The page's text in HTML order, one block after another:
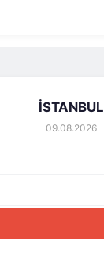
İSTANBUL
09.08.2026